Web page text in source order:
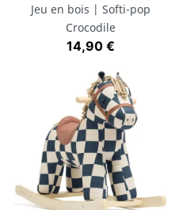
Jeu en bois | Softi-pop
Crocodile
Prix
14,90 €